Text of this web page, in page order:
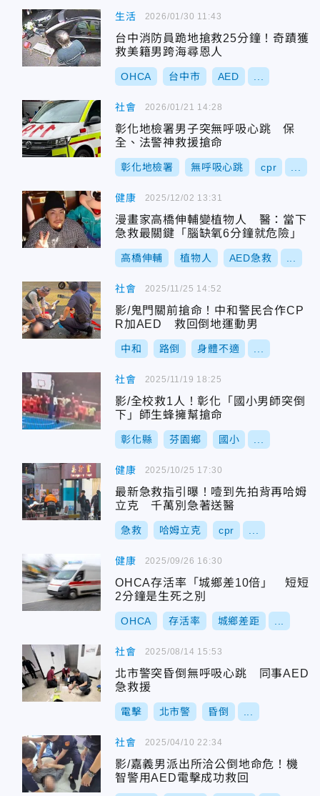
生活
台中消防員跪地搶救25分鐘！奇蹟獲
救美籍男跨海尋恩人
OHCA 台中市 AED
2026/01/30 11:43
社會
彰化地檢署男子突無呼吸心跳 保
全、法警神救援搶命
彰化地檢署 無呼吸心跳 cpr
2026/01/21 14:28
健康
漫畫家高橋伸輔變植物人 醫：當下
急救最關鍵「腦缺氧6分鐘就危險」
高橋伸輔 植物人 AED急救
2025/12/02 13:31
社會
影/鬼門關前搶命！中和警民合作CP
R加AED 救回倒地運動男
中和 路倒 身體不適
2025/11/25 14:52
社會
影/全校救1人！彰化「國小男師突倒
下」師生蜂擁幫搶命
彰化縣 芬園鄉 國小
2025/11/19 18:25
健康
最新急救指引曝！噎到先拍背再哈姆
立克 千萬別急著送醫
急救 哈姆立克 cpr
2025/10/25 17:30
健康
OHCA存活率「城鄉差10倍」 短短
2分鐘是生死之別
OHCA 存活率 城鄉差距
2025/09/26 16:30
社會
北市警突昏倒無呼吸心跳 同事AED
急救援
電擊 北市警 昏倒
2025/08/14 15:53
社會
影/嘉義男派出所洽公倒地命危！機
智警用AED電擊成功救回
2025/04/10 22:34